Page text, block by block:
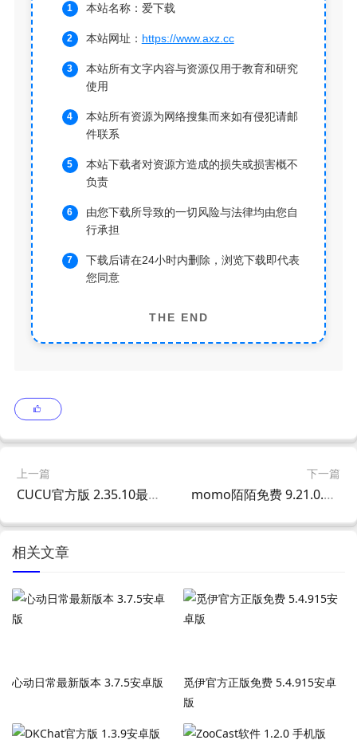
本站名称：爱下载
本站网址： https://www.axz.cc
本站所有文字内容与资源仅用于教育和研究
使用
本站所有资源为网络搜集而来如有侵犯请邮
件联系
本站下载者对资源方造成的损失或损害概不
负责
由您下载所导致的一切风险与法律均由您自
行承担
下载后请在24小时内删除，浏览下载即代表
您同意
THE END
上一篇
CUCU官方版 2.35.10最新版
下一篇
momo陌陌免费 9.21.0.1安卓版
相关文章
心动日常最新版本 3.7.5安卓版
觅伊官方正版免费 5.4.915安卓
版